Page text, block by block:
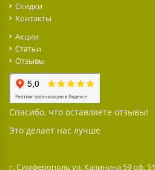
Скидки
Контакты
Акции
Статьи
Отзывы
Спасибо, что оставляете отзывы!
Это делает нас лучше
г. Симферополь ул. Калинина 59 оф. 51